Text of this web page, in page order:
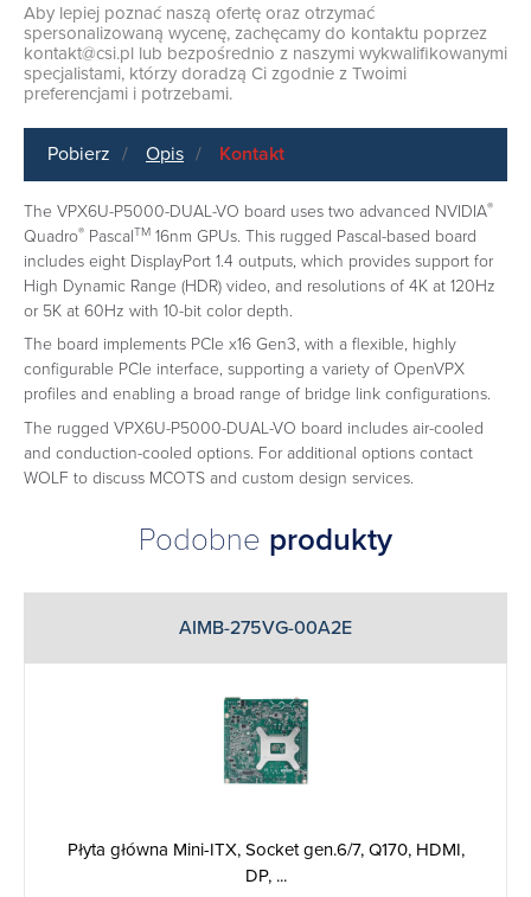
Aby lepiej poznać naszą ofertę oraz otrzymać
spersonalizowaną wycenę, zachęcamy do kontaktu poprzez
kontakt@csi.pl lub bezpośrednio z naszymi wykwalifikowanymi
specjalistami, którzy doradzą Ci zgodnie z Twoimi
preferencjami i potrzebami.
Pobierz Opis Kontakt
The VPX6U-P5000-DUAL-VO board uses two advanced NVIDIA®
Quadro® PascalTM 16nm GPUs. This rugged Pascal-based board
includes eight DisplayPort 1.4 outputs, which provides support for
High Dynamic Range (HDR) video, and resolutions of 4K at 120Hz
or 5K at 60Hz with 10-bit color depth.
The board implements PCIe x16 Gen3, with a flexible, highly
configurable PCIe interface, supporting a variety of OpenVPX
profiles and enabling a broad range of bridge link configurations.
The rugged VPX6U-P5000-DUAL-VO board includes air-cooled
and conduction-cooled options. For additional options contact
WOLF to discuss MCOTS and custom design services.
Podobne produkty
AIMB-275VG-00A2E
Płyta główna Mini-ITX, Socket gen.6/7, Q170, HDMI,
DP, ...